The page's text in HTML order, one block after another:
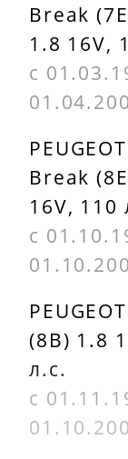
Break
1.8 16V,
с
Break
16V, 110
с
(8B) 1.8
л.с.
с